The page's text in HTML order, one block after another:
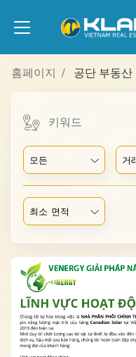
홈페이지 공단 부동산